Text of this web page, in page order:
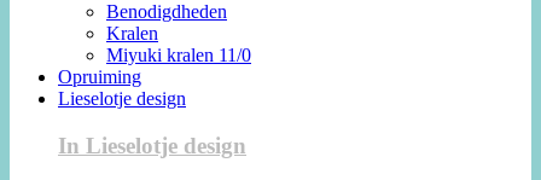
Benodigdheden
Kralen
Miyuki kralen 11/0
Opruiming
Lieselotje design
In Lieselotje design